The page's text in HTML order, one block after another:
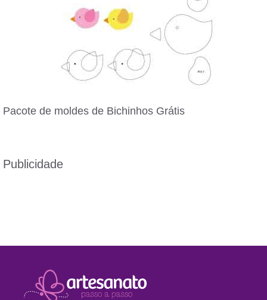
Pacote de moldes de Bichinhos Grátis
Publicidade